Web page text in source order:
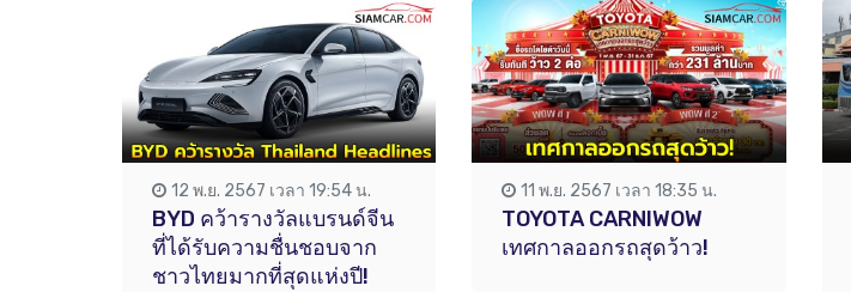
12 พ.ย. 2567 เวลา 19:54 น.
BYD คว้ารางวัลแบรนด์จีน
ที่ได้รับความชื่นชอบจาก
ชาวไทยมากที่สุดแห่งปี!
11 พ.ย. 2567 เวลา 18:35 น.
TOYOTA CARNIWOW
เทศกาลออกรถสุดว้าว!